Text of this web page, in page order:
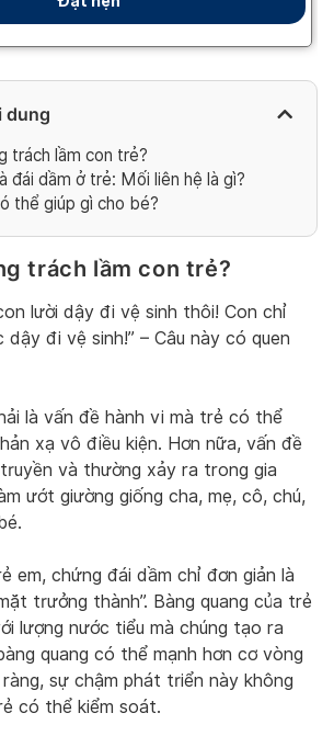
dung
trách lầm con trẻ?
đái dầm ở trẻ: Mối liên hệ là gì?
thể giúp gì cho bé?
trách lầm con trẻ?
lười dậy đi vệ sinh thôi! Con chỉ
đi vệ sinh!” – Câu này có quen
là vấn đề hành vi mà trẻ có thể
xạ vô điều kiện. Hơn nữa, vấn đề
và thường xảy ra trong gia
ướt giường giống cha, mẹ, cô, chú,
em, chứng đái dầm chỉ đơn giản là
trưởng thành”. Bàng quang của trẻ
lượng nước tiểu mà chúng tạo ra
quang có thể mạnh hơn cơ vòng
sự chậm phát triển này không
có thể kiểm soát.